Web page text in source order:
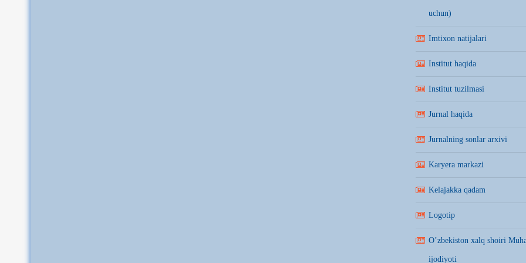
uchun)
Imtixon natijalari
Institut haqida
Institut tuzilmasi
Jurnal haqida
Jurnalning sonlar arxivi
Karyera markazi
Kelajakka qadam
Logotip
O’zbekiston xalq shoiri
ijodiyoti